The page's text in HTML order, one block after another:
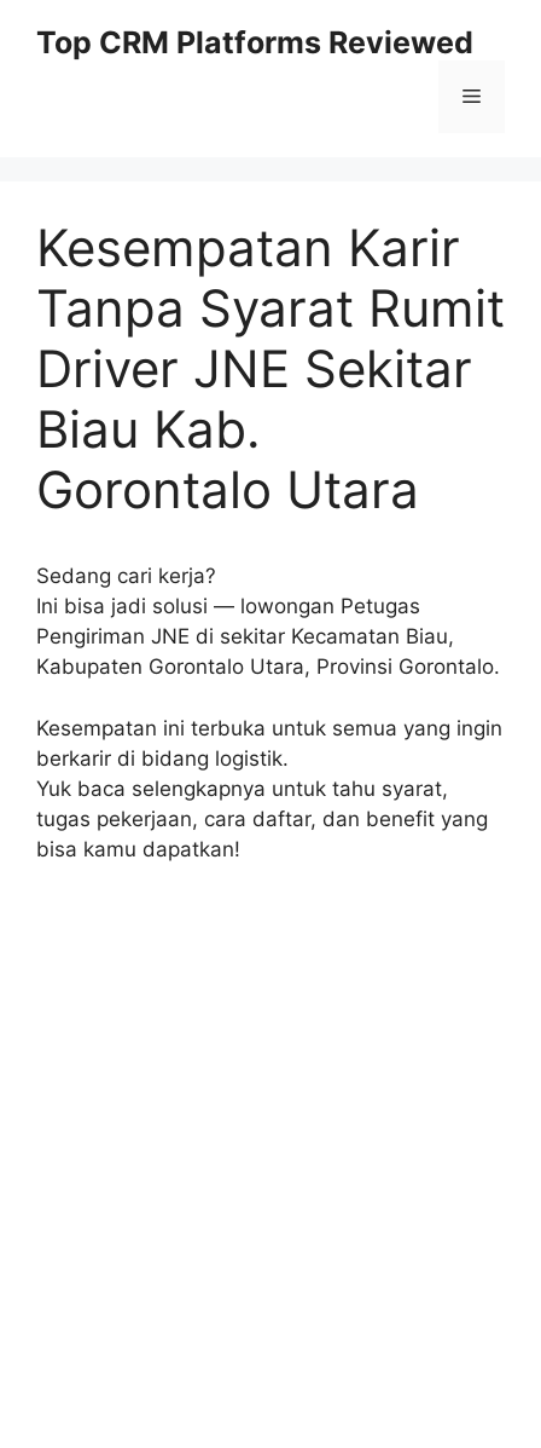
Top CRM Platforms Reviewed
Menu
Kesempatan Karir
Tanpa Syarat Rumit
Driver JNE Sekitar
Biau Kab.
Gorontalo Utara
Sedang cari kerja?
Ini bisa jadi solusi — lowongan Petugas
Pengiriman JNE di sekitar Kecamatan Biau,
Kabupaten Gorontalo Utara, Provinsi Gorontalo.
Kesempatan ini terbuka untuk semua yang ingin
berkarir di bidang logistik.
Yuk baca selengkapnya untuk tahu syarat,
tugas pekerjaan, cara daftar, dan benefit yang
bisa kamu dapatkan!